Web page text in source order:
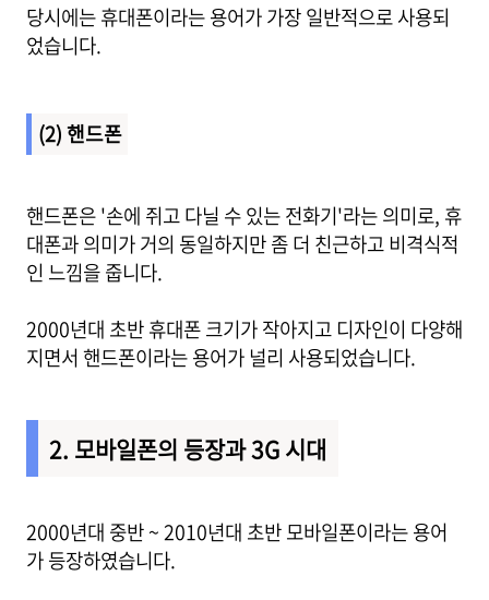
당시에는 휴대폰이라는 용어가 가장 일반적으로 사용되
었습니다.
(2) 핸드폰
핸드폰은 '손에 쥐고 다닐 수 있는 전화기'라는 의미로, 휴
대폰과 의미가 거의 동일하지만 좀 더 친근하고 비격식적
인 느낌을 줍니다.
2000년대 초반 휴대폰 크기가 작아지고 디자인이 다양해
지면서 핸드폰이라는 용어가 널리 사용되었습니다.
2. 모바일폰의 등장과 3G 시대
2000년대 중반 ~ 2010년대 초반 모바일폰이라는 용어
가 등장하였습니다.